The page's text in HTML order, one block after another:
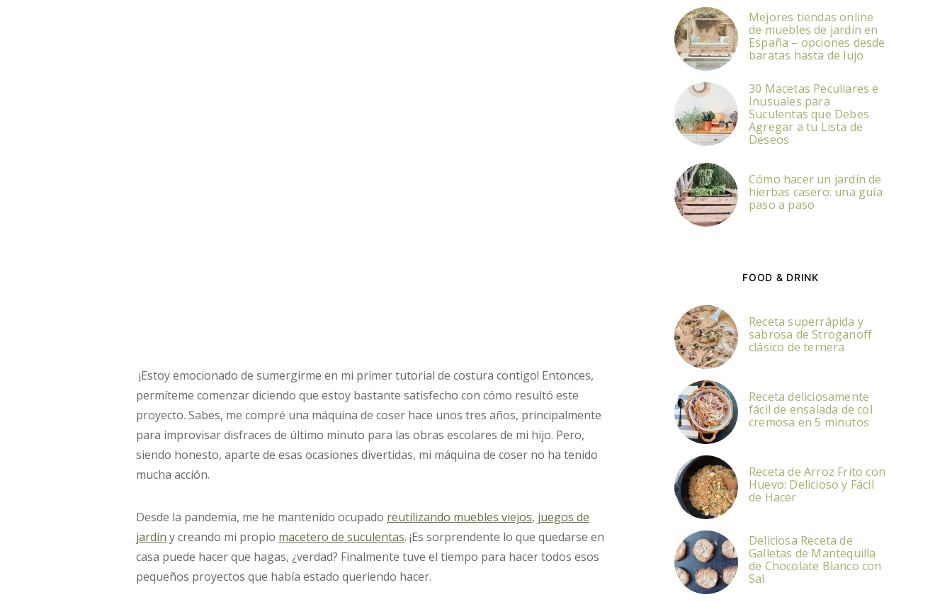
¡Estoy emocionado de sumergirme en mi primer tutorial de costura contigo! Entonces,
permíteme comenzar diciendo que estoy bastante satisfecho con cómo resultó este
proyecto. Sabes, me compré una máquina de coser hace unos tres años, principalmente
para improvisar disfraces de último minuto para las obras escolares de mi hijo. Pero,
siendo honesto, aparte de esas ocasiones divertidas, mi máquina de coser no ha tenido
mucha acción.
Desde la pandemia, me he mantenido ocupado reutilizando muebles viejos, juegos de
jardín y creando mi propio macetero de suculentas. ¡Es sorprendente lo que quedarse en
casa puede hacer que hagas, ¿verdad? Finalmente tuve el tiempo para hacer todos esos
pequeños proyectos que había estado queriendo hacer.
Mejores tiendas online
de muebles de jardín en
España – opciones desde
baratas hasta de lujo
30 Macetas Peculiares e
Inusuales para
Suculentas que Debes
Agregar a tu Lista de
Deseos
Cómo hacer un jardín de
hierbas casero: una guía
paso a paso
FOOD & DRINK
Receta superrápida y
sabrosa de Stroganoff
clásico de ternera
Receta deliciosamente
fácil de ensalada de col
cremosa en 5 minutos
Receta de Arroz Frito con
Huevo: Delicioso y Fácil
de Hacer
Deliciosa Receta de
Galletas de Mantequilla
de Chocolate Blanco con
Sal